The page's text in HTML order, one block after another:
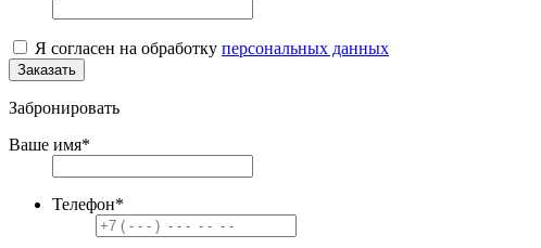
Я согласен на обработку персональных данных
Заказать
Забронировать
Ваше имя*
Телефон*